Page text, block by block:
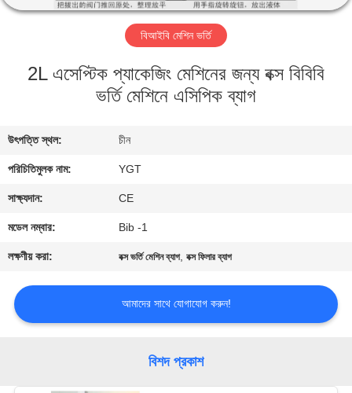
প্রদর্শন
আমাদের
কারখানা
ভ্রমণ
মান
নিয়ন্ত্রণ
যোগাযোগ
করুন
বিআইবি মেশিন ভর্তি
2L এসেপ্টিক প্যাকেজিং মেশিনের জন্য বক্স বিবিবি
ভর্তি মেশিনে এসিপিক ব্যাগ
উৎপত্তি স্থল: চীন
পরিচিতিমুলক নাম: YGT
সাক্ষ্যদান: CE
মডেল নম্বার: Bib -1
লক্ষণীয় করা: বক্স ভর্তি মেশিন ব্যাগ,বক্স ফিলার ব্যাগ
আমাদের সাথে যোগাযোগ করুন!
বিশদ প্রকাশ